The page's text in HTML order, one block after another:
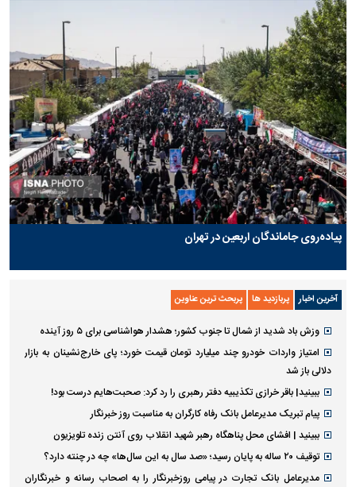
پیاده‌روی جاماندگان اربعین در تهران
آخرین اخبار پربازدید ها پربحث ترین عناوین
وزش باد شدید از شمال تا جنوب کشور؛ هشدار هواشناسی برای ۵ روز آینده
امتیاز واردات خودرو چند میلیارد تومان قیمت خورد؛ پای خارج‌نشینان به بازار
دلالی باز شد
ببینید| باقر خرازی تکذیبیه دفتر رهبری را رد کرد: صحبت‌هایم درست بود!
پیام تبریک مدیرعامل بانک رفاه کارگران به مناسبت روز خبرنگار
ببینید | افشای محل پناهگاه رهبر شهید انقلاب روی آنتن زنده تلویزیون
توقیف ۲۰ ساله به پایان رسید؛ «صد سال به این سال‌ها» چه در چنته دارد؟
مدیرعامل بانک تجارت در پیامی روزخبرنگار را به اصحاب رسانه و خبرنگاران